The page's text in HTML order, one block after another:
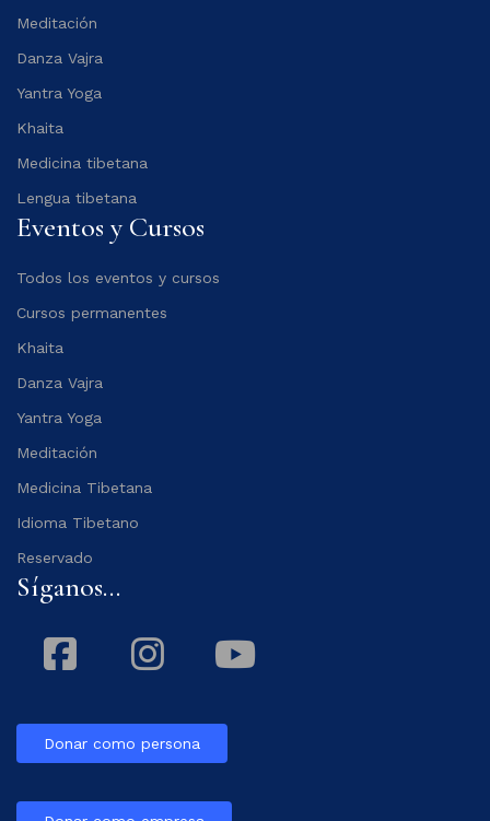
Meditación
Danza Vajra
Yantra Yoga
Khaita
Medicina tibetana
Lengua tibetana
Eventos y Cursos
Todos los eventos y cursos
Cursos permanentes
Khaita
Danza Vajra
Yantra Yoga
Meditación
Medicina Tibetana
Idioma Tibetano
Reservado
Síganos...
Facebook
Instagram
Youtube
Donar como persona